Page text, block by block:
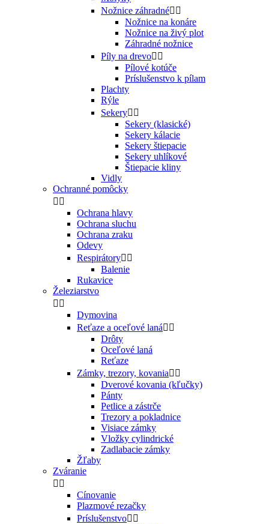
Nožnice záhradné 
Nožnice na konáre
Nožnice na živý plot
Záhradné nožnice
Píly na drevo 
Pílové kotúče
Príslušenstvo k pílam
Plachty
Rýle
Sekery 
Sekery (klasické)
Sekery kálacie
Sekery štiepacie
Sekery uhlíkové
Štiepacie kliny
Vidly
Ochranné pomôcky
 
Ochrana hlavy
Ochrana sluchu
Ochrana zraku
Odevy
Respirátory 
Balenie
Rukavice
Železiarstvo
 
Dymovina
Reťaze a oceľové laná 
Drôty
Oceľové laná
Reťaze
Zámky, trezory, kovania 
Dverové kovania (kľučky)
Pánty
Petlice a zástrče
Trezory a pokladnice
Visiace zámky
Vložky cylindrické
Zadlabacie zámky
Žľaby
Zváranie
 
Cínovanie
Plazmové rezačky
Príslušenstvo 